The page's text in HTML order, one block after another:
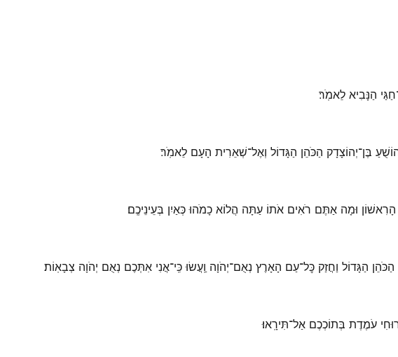
הַנָּבִיא לֵאמֹֽר׃
בֶּן־יְהוֹצָדָק הַכֹּהֵן הַגָּדוֹל וְאֶל־שְׁאֵרִית הָעָם לֵאמֹֽר׃
וּמָה אַתֶּם רֹאִים אֹתוֹ עַתָּה הֲלוֹא כָמֹהוּ כְּאַיִן בְּעֵינֵיכֶֽם׃
הַגָּדוֹל וַחֲזַק כׇּל־עַם הָאָרֶץ נְאֻם־יְהֹוָה וַֽעֲשׂוּ כִּֽי־אֲנִי אִתְּכֶם נְאֻם יְהֹוָה צְבָאֽוֹת׃
עֹמֶדֶת בְּתוֹכְכֶם אַל־תִּירָֽאוּ׃